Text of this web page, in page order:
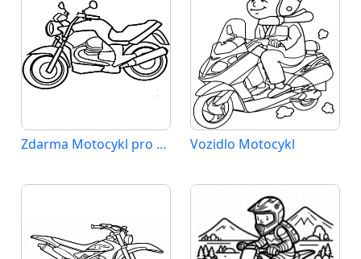
Zdarma Motocykl pro Malé Děti Vozidlo Motocykl